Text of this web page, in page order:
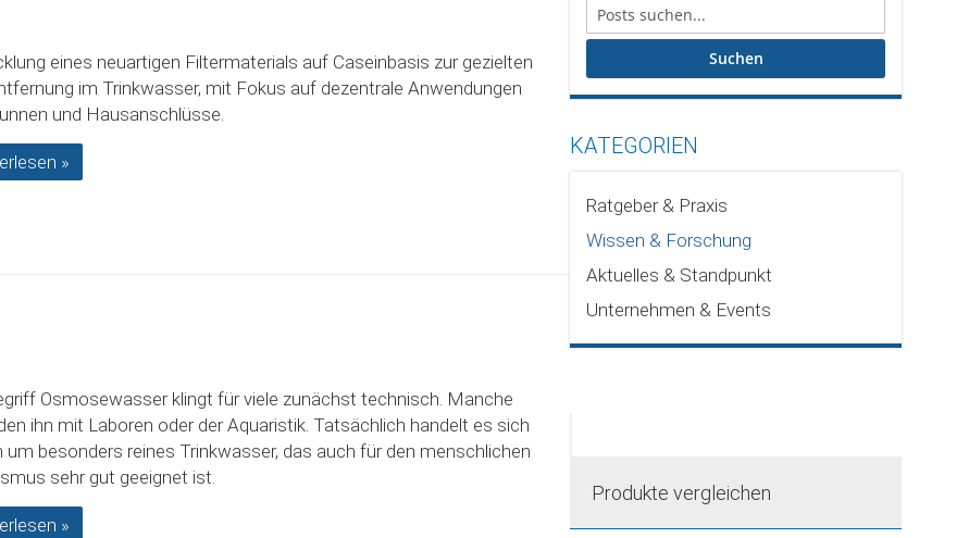
eines neuartigen Filtermaterials auf Caseinbasis zur gezielten
im Trinkwasser, mit Fokus auf dezentrale Anwendungen
und Hausanschlüsse.
»
Osmosewasser klingt für viele zunächst technisch. Manche
ihn mit Laboren oder der Aquaristik. Tatsächlich handelt es sich
um besonders reines Trinkwasser, das auch für den menschlichen
sehr gut geeignet ist.
»
Suchen
KATEGORIEN
Ratgeber & Praxis
Wissen & Forschung
Aktuelles & Standpunkt
Unternehmen & Events
Produkte vergleichen